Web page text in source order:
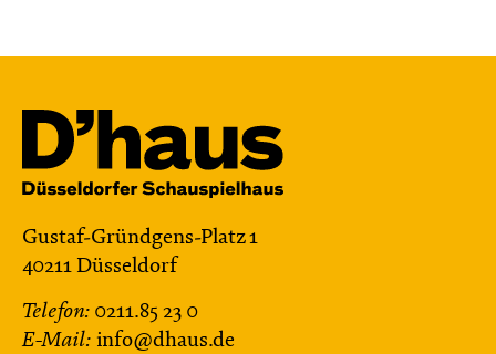
Gustaf-Gründgens-Platz 1
40211 Düsseldorf
Telefon: 0211.85 23 0
E-Mail: info@dhaus.de